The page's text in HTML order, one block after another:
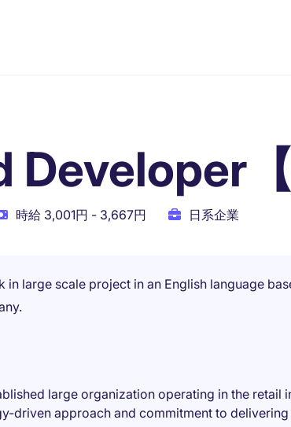
Developer
時給 3,001円 - 3,667円 日系企業
large scale project in an English language
large organization operating in the retail
driven approach and commitment to